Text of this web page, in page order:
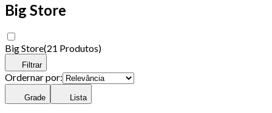
Big Store
Big Store(21 Produtos)
Filtrar
Ordernar por:
Grade Lista